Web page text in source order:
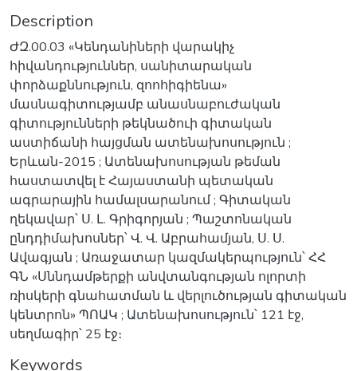
Description
ԺԶ.00.03 «Կենդանիների վարակիչ
հիվանդություններ, սանիտարական
փորձաքննություն, զոոհիգիենա»
մասնագիտությամբ անասնաբուժական
գիտությունների թեկնածուի գիտական
աստիճանի հայցման ատենախոսություն ;
Երևան-2015 ; Ատենախոսության թեման
հաստատվել է Հայաստանի պետական
ագրարային համալսարանում ; Գիտական
ղեկավար՝ Ս. Լ. Գրիգորյան ; Պաշտոնական
ընդդիմախոսներ՝ Վ. Վ. Աբրահամյան, Ս. Ս.
Ավագյան ; Առաջատար կազմակերպություն՝ ՀՀ
ԳՆ «Սննդամթերքի անվտանգության ոլորտի
ռիսկերի գնահատման և վերլուծության գիտական
կենտրոն» ՊՈԱԿ ; Ատենախոսություն՝ 121 էջ,
սեղմագիր՝ 25 էջ։
Keywords